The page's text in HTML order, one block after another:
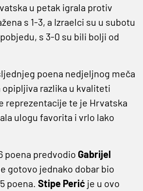
u petak igrala protiv
s 1-3, a Izraelci su u subotu
s 3-0 su bili bolji od
poena nedjeljnog meča
razlika u kvaliteti
reprezentacije te je Hrvatska
ulogu favorita i vrlo lako
poena predvodio Gabrijel
gotovo jednako dobar bio
poena. Stipe Perić je u ovo